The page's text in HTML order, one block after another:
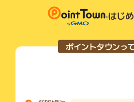
・同一端末や同一世帯で、繰り返し利
い物を複数回ご利用された場合
・他のポイントサイトや比較サイト、
ご利用前には、Cookieの削除をおこな
します。
各サービス・お買い物の獲得ポイント
ン期間が予告なしに変更される場合が
条件を達成しているかどうかは各広告
っているため、広告主はポイントに関
はじ
ポイントタウンっ